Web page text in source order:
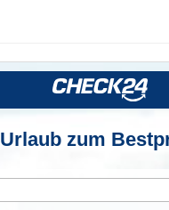
Urlaub zum